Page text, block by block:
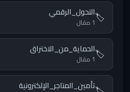
🏷️التحول_الرقمي
1 مقال
🏷️الحماية_من_الاختراق
1 مقال
تأمين_المتاجر_الإلكترونية